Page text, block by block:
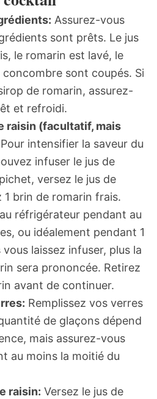
Assurez-vous
sont prêts. Le jus
le romarin est lavé, le
sont coupés. Si
de romarin, assurez-
et refroidi.
raisin (facultatif, mais
Pour intensifier la saveur du
infuser le jus de
versez le jus de
1 brin de romarin frais.
réfrigérateur pendant au
ou idéalement pendant 1
vous laissez infuser, plus la
sera prononcée. Retirez
avant de continuer.
Remplissez vos verres
de glaçons dépend
mais assurez-vous
au moins la moitié du
raisin: Versez le jus de